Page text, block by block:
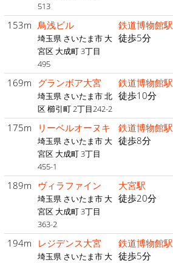
513
153m 鳥浅ビル
埼玉県 さいたま市 大
宮区 大成町 3丁目
495
鉄道博物館駅
徒歩5分
169m グランボア大宮
埼玉県 さいたま市 北
区 櫛引町 2丁目242-2
鉄道博物館駅
徒歩10分
175m リーベルオーヌキ
埼玉県 さいたま市 大
宮区 大成町 3丁目
455-1
鉄道博物館駅
徒歩8分
189m ヴィラファイン
埼玉県 さいたま市 大
宮区 大成町 3丁目
363-2
大宮駅
徒歩20分
194m レジデンス大宮
埼玉県 さいたま市 大
鉄道博物館駅
徒歩5分